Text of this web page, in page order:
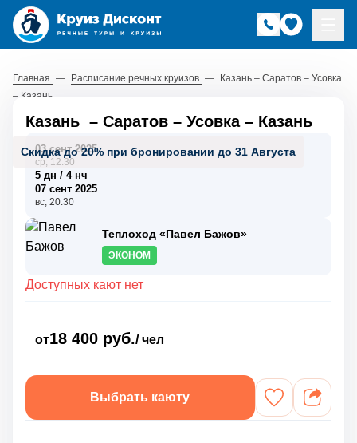
Главная — Расписание речных круизов — Казань – Саратов – Усовка
– Казань
Скидка до 20% при бронировании до 31 Августа
Казань – Саратов – Усовка– Казань
03 сент 2025
ср, 12:30
5 дн / 4 нч
07 сент 2025
вс, 20:30
Теплоход «Павел Бажов»
ЭКОНОМ
Доступных кают нет
от18 400 руб./ чел
Выбрать каюту